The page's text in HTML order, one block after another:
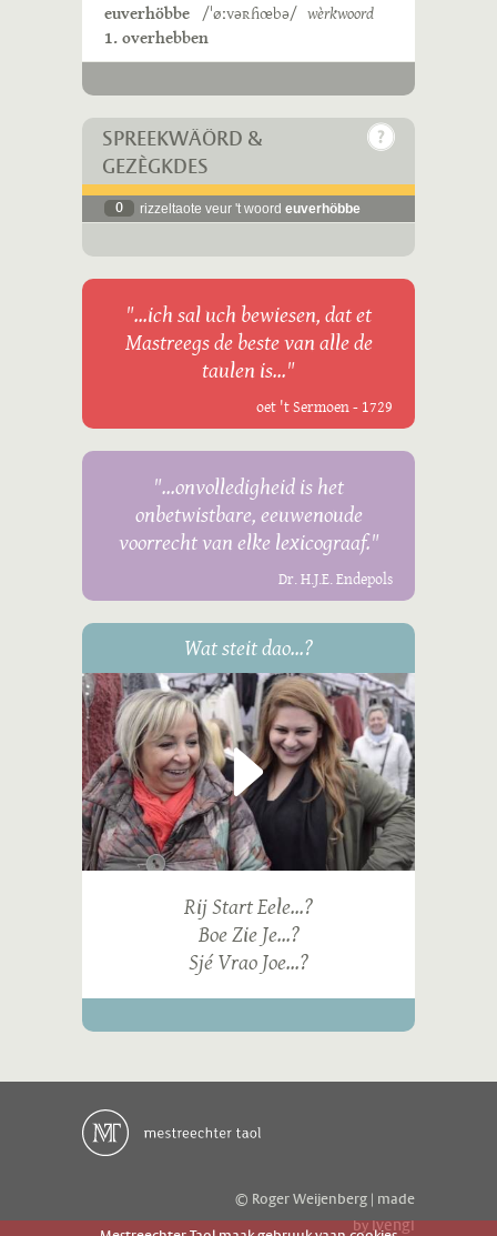
euverhöbbe /ˈøːvəʀɦœbə/ wèrkwoord
1. overhebben
SPREEKWÄÖRD &
GEZÈGKDES
0 rizzeltaote veur 't woord euverhöbbe
"...ich sal uch bewiesen, dat et
Mastreegs de beste van alle de
taulen is..."
oet 't Sermoen - 1729
"...onvolledigheid is het
onbetwistbare, eeuwenoude
voorrecht van elke lexicograaf."
Dr. H.J.E. Endepols
Wat steit dao...?
Rij Start Eele...?
Boe Zie Je...?
Sjé Vrao Joe...?
© Roger Weijenberg | made
byivengi